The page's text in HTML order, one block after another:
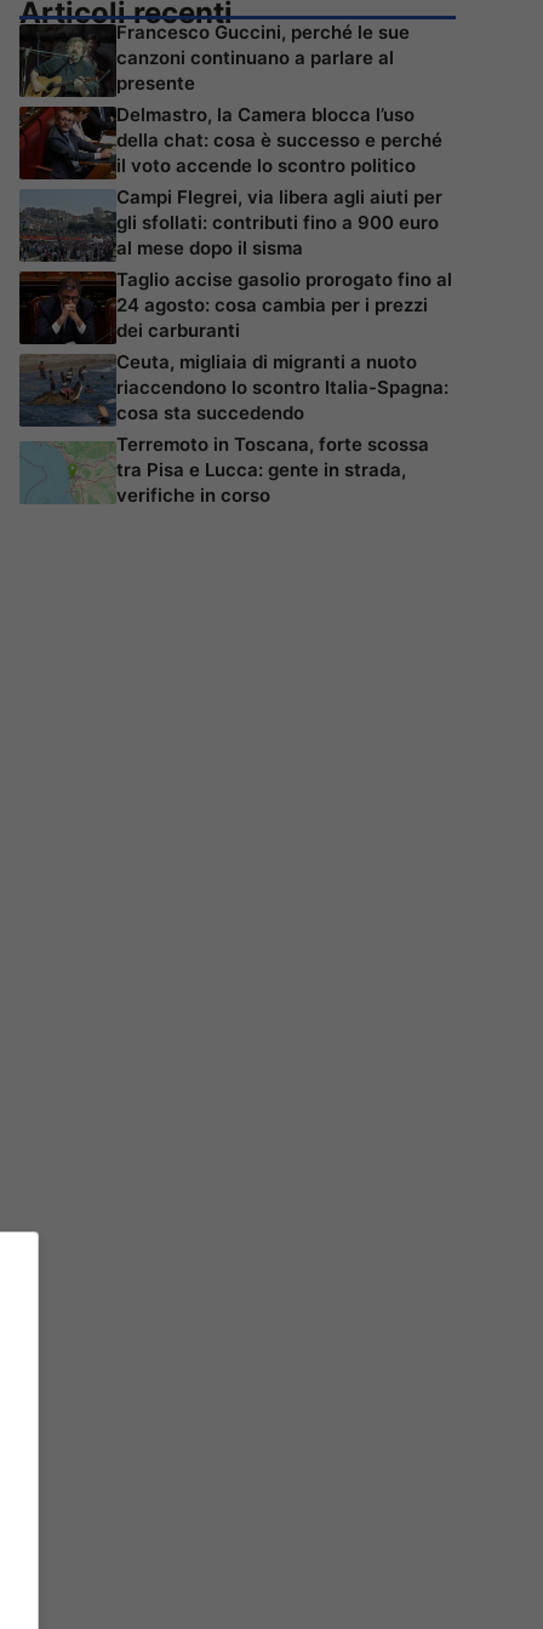
Articoli recenti
Francesco Guccini, perché le sue
canzoni continuano a parlare al
presente
Delmastro, la Camera blocca l’uso
della chat: cosa è successo e perché
il voto accende lo scontro politico
Campi Flegrei, via libera agli aiuti per
gli sfollati: contributi fino a 900 euro
al mese dopo il sisma
Taglio accise gasolio prorogato fino al
24 agosto: cosa cambia per i prezzi
dei carburanti
Ceuta, migliaia di migranti a nuoto
riaccendono lo scontro Italia-Spagna:
cosa sta succedendo
Terremoto in Toscana, forte scossa
tra Pisa e Lucca: gente in strada,
verifiche in corso